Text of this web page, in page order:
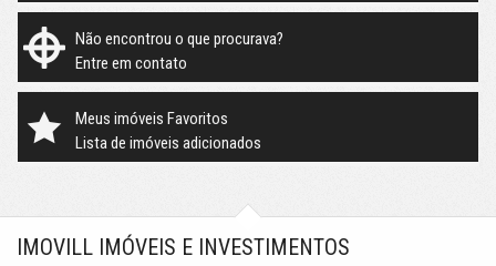
Não encontrou o que procurava?
Entre em contato
Meus imóveis Favoritos
Lista de imóveis adicionados
IMOVILL IMÓVEIS E INVESTIMENTOS